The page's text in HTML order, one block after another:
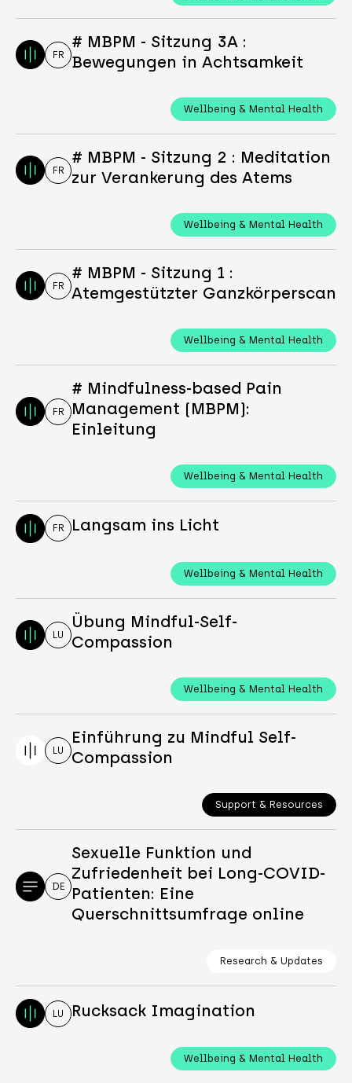
FR
# MBPM - Sitzung 3A :
Bewegungen in Achtsamkeit
Wellbeing & Mental Health
FR
# MBPM - Sitzung 2 : Meditation
zur Verankerung des Atems
Wellbeing & Mental Health
FR
# MBPM - Sitzung 1 :
Atemgestützter Ganzkörperscan
Wellbeing & Mental Health
FR
# Mindfulness-based Pain
Management (MBPM):
Einleitung
Wellbeing & Mental Health
FR Langsam ins Licht
Wellbeing & Mental Health
LU
Übung Mindful-Self-
Compassion
Wellbeing & Mental Health
LU
Einführung zu Mindful Self-
Compassion
Support & Resources
DE
Sexuelle Funktion und
Zufriedenheit bei Long-COVID-
Patienten: Eine
Querschnittsumfrage online
Research & Updates
LU Rucksack Imagination
Wellbeing & Mental Health